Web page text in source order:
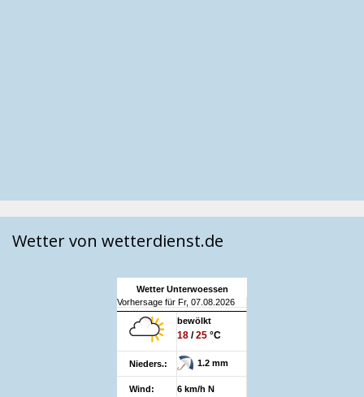
Wetter von wetterdienst.de
Wetter Unterwoessen
Vorhersage für Fr, 07.08.2026
bewölkt
18 /25 °C
Nieders.: 1.2 mm
Wind: 6 km/h N